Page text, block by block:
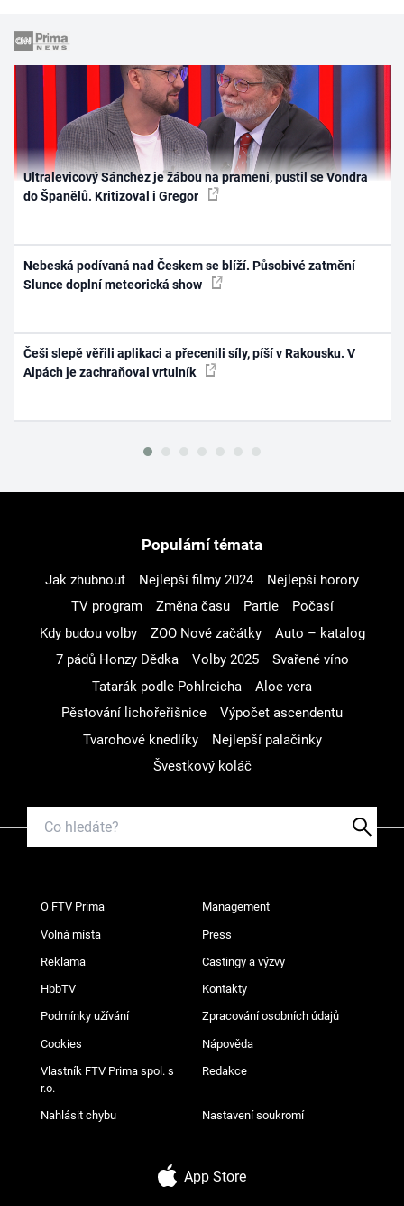
Ultralevicový Sánchez je žábou na prameni, pustil se Vondra
do Španělů. Kritizoval i Gregor
Nebeská podívaná nad Českem se blíží. Působivé zatmění
Slunce doplní meteorická show
Češi slepě věřili aplikaci a přecenili síly, píší v Rakousku. V
Alpách je zachraňoval vrtulník
Populární témata
Jak zhubnout Nejlepší filmy 2024
Nejlepší horory
TV program
Změna času Partie
Počasí
Kdy budou volby
ZOO Nové začátky
Auto – katalog
7 pádů Honzy Dědka
Volby 2025
Svařené víno
Tatarák podle Pohlreicha
Aloe vera
Pěstování lichořeřišnice
Výpočet ascendentu
Tvarohové knedlíky
Nejlepší palačinky
Švestkový koláč
O FTV Prima Management
Volná místa Press
Reklama Castingy a výzvy
HbbTV Kontakty
Podmínky užívání Zpracování osobních údajů
Cookies Nápověda
Vlastník FTV Prima spol. s
r.o.
Redakce
Nahlásit chybu Nastavení soukromí
App Store